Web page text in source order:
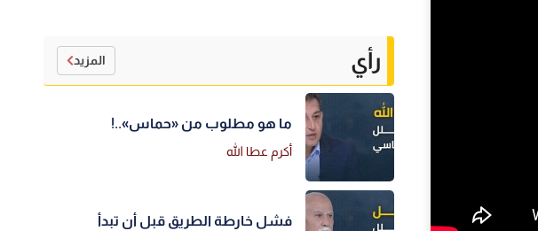
رأي المزيد
ما هو مطلوب من «حماس»..!
أكرم عطا الله
فشل خارطة الطريق قبل أن تبدأ